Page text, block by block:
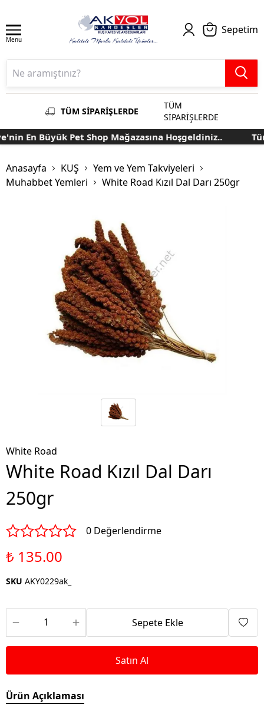
Menu
Sepetim
TÜM SİPARİŞLERDE
TÜM
SİPARİŞLERDE
En Büyük Pet Shop Mağazasına Hoşgeldiniz..
Anasayfa KUŞ
Yem ve Yem Takviyeleri
Muhabbet Yemleri
White Road Kızıl Dal Darı 250gr
White Road
White Road Kızıl Dal Darı
250gr
0 Değerlendirme
₺ 135.00
SKU AKY0229ak_
Sepete Ekle
Satın Al
Ürün Açıklaması